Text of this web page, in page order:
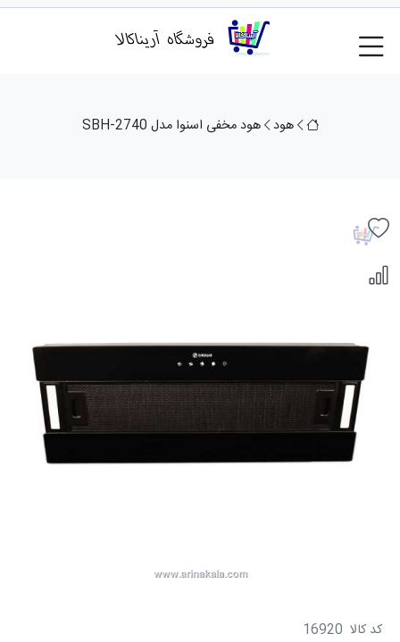
هود هود مخفی اسنوا مدل SBH-2740
کد کالا 16920